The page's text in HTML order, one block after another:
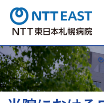
当院について
ご来院される方へ